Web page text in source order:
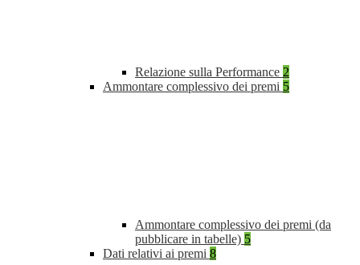
Relazione sulla Performance 2
Ammontare complessivo dei premi 5
Ammontare complessivo dei premi (da
pubblicare in tabelle) 5
Dati relativi ai premi 8